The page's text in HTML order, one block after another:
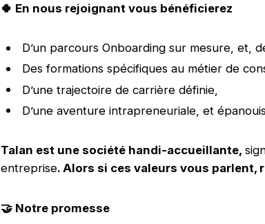
🍀 En nous rejoignant vous bénéficierez
D’un parcours Onboarding sur mesure, et,
Des formations spécifiques au métier de
D’une trajectoire de carrière définie,
D’une aventure intrapreneuriale, et
Talan est une société handi-accueillante,
entreprise. Alors si ces valeurs vous parlent,
🤝Notre promesse